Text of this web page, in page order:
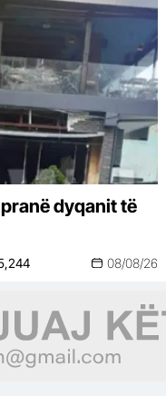
dyqanit të
08/08/26